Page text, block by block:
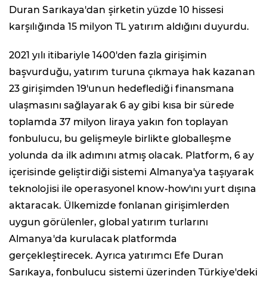
Duran Sarıkaya'dan şirketin yüzde 10 hissesi
karşılığında 15 milyon TL yatırım aldığını duyurdu.
2021 yılı itibariyle 1400'den fazla girişimin
başvurduğu, yatırım turuna çıkmaya hak kazanan
23 girişimden 19'unun hedeflediği finansmana
ulaşmasını sağlayarak 6 ay gibi kısa bir sürede
toplamda 37 milyon liraya yakın fon toplayan
fonbulucu, bu gelişmeyle birlikte globalleşme
yolunda da ilk adımını atmış olacak. Platform, 6 ay
içerisinde geliştirdiği sistemi Almanya'ya taşıyarak
teknolojisi ile operasyonel know-how'ını yurt dışına
aktaracak. Ülkemizde fonlanan girişimlerden
uygun görülenler, global yatırım turlarını
Almanya'da kurulacak platformda
gerçekleştirecek. Ayrıca yatırımcı Efe Duran
Sarıkaya, fonbulucu sistemi üzerinden Türkiye'deki